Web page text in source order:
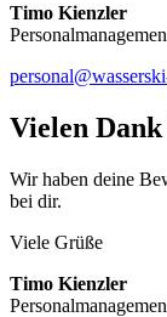
Timo Kienzler
Vielen
Wir haben deine
bei dir.
Viele Grüße
Timo Kienzler